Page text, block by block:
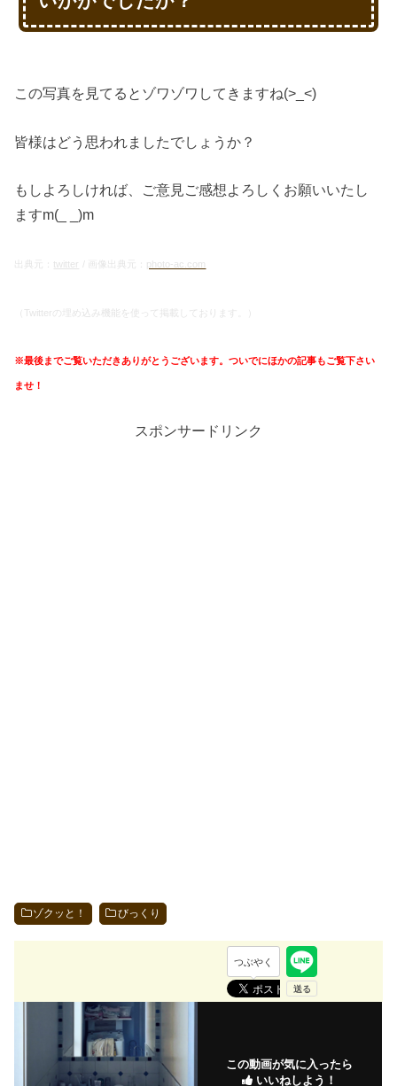
この写真を見てるとゾワゾワしてきますね(>_<)
皆様はどう思われましたでしょうか？
もしよろしければ、ご意見ご感想よろしくお願いいたし
ますm(_ _)m
出典元： twitter / 画像出典元： photo-ac.com
（Twitterの埋め込み機能を使って掲載しております。）
※最後までご覧いただきありがとうございます。ついでにほかの記事もご覧下さい
ませ！
スポンサードリンク
ゾクッと！ びっくり
つぶやく
この動画が気に入ったら
いいねしよう！